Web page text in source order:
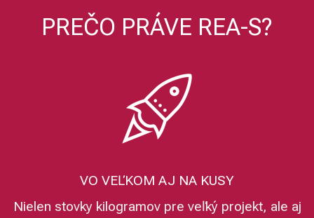
PREČO PRÁVE REA-S?
VO VEĽKOM AJ NA KUSY
Nielen stovky kilogramov pre veľký projekt, ale aj